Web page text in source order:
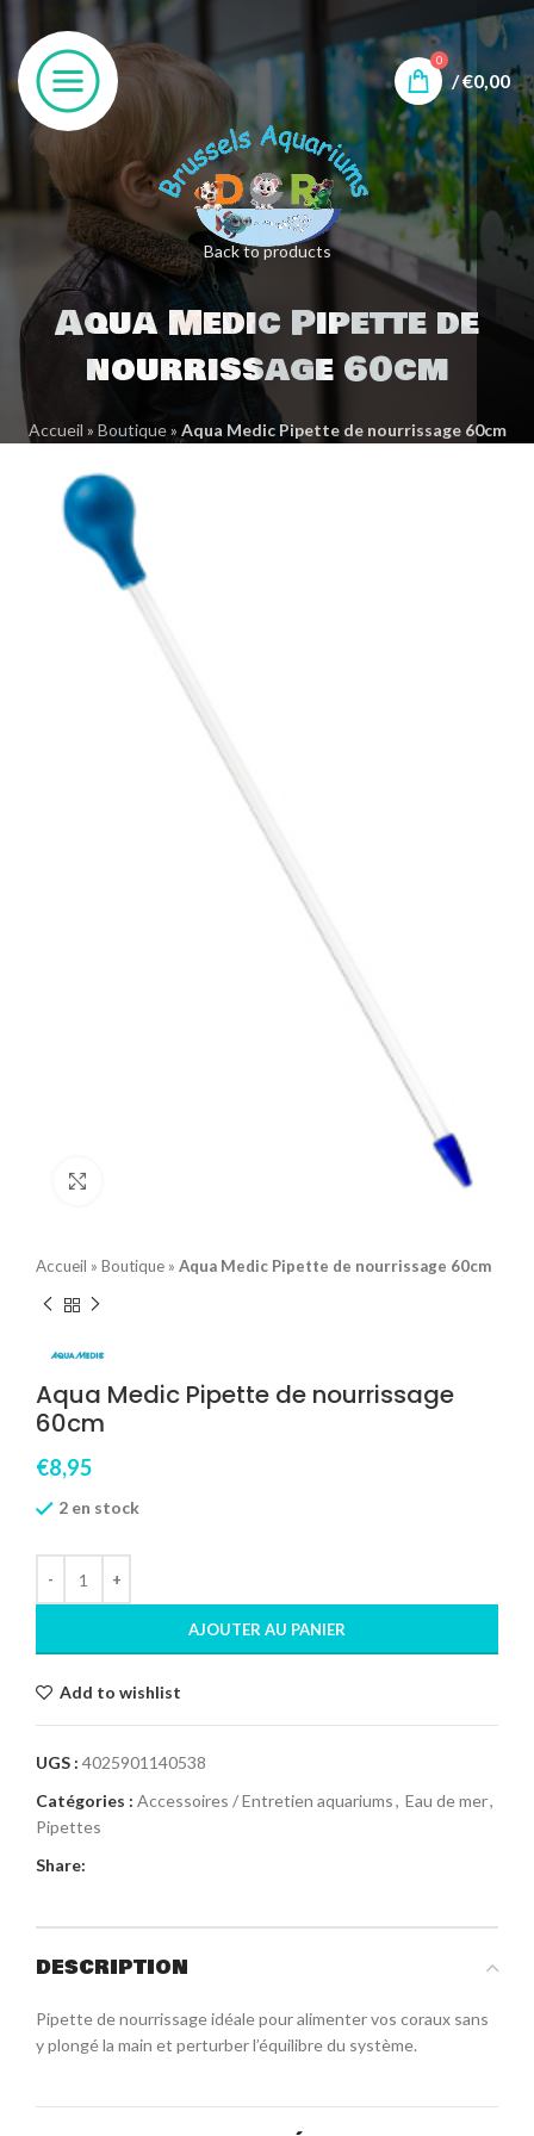
0
/€0,00
Back to products
Aqua Medic Pipette de
nourrissage 60cm
Accueil » Boutique» Aqua Medic Pipette de nourrissage 60cm
Accueil » Boutique » Aqua Medic Pipette de nourrissage 60cm
Aqua Medic Pipette de nourrissage
60cm
€8,95
2 en stock
AJOUTER AU PANIER
Add to wishlist
UGS : 4025901140538
Catégories : Accessoires / Entretien aquariums, Eau de mer,
Pipettes
Share:
DESCRIPTION
Pipette de nourrissage idéale pour alimenter vos coraux sans
y plongé la main et perturber l’équilibre du système.